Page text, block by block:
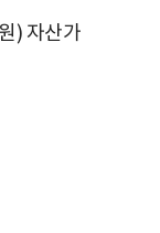
) 자산가